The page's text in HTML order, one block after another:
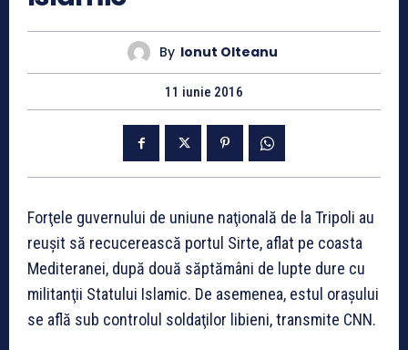
By Ionut Olteanu
11 iunie 2016
Forţele guvernului de uniune naţională de la Tripoli au
reuşit să recucerească portul Sirte, aflat pe coasta
Mediteranei, după două săptămâni de lupte dure cu
militanţii Statului Islamic. De asemenea, estul oraşului
se află sub controlul soldaţilor libieni, transmite CNN.